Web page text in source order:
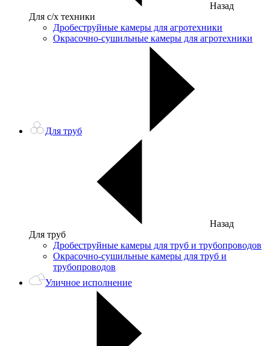
Назад
Для с/х техники
Дробеструйные камеры для агротехники
Окрасочно-сушильные камеры для агротехники
Для труб
Назад
Для труб
Дробеструйные камеры для труб и трубопроводов
Окрасочно-сушильные камеры для труб и
трубопроводов
Уличное исполнение